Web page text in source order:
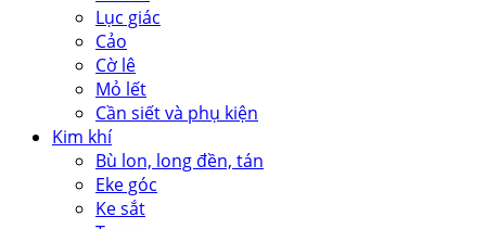
Lục giác
Cảo
Cờ lê
Mỏ lết
Cần siết và phụ kiện
Kim khí
Bù lon, long đền, tán
Eke góc
Ke sắt